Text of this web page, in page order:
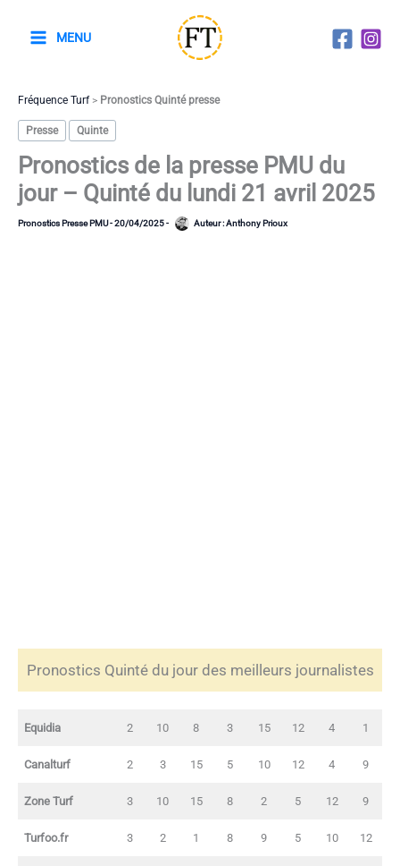
MENU
Fréquence Turf> Pronostics Quinté presse
Presse Quinte
Pronostics de la presse PMU du
jour – Quinté du lundi 21 avril 2025
Pronostics Presse PMU-20/04/2025- Auteur :Anthony Prioux
Pronostics Quinté du jour des meilleurs journalistes
Equidia 2 10 8 3 15 12 4 1
Canalturf 2 3 15 5 10 12 4 9
Zone Turf 3 10 15 8 2 5 12 9
Turfoo.fr 3 2 1 8 9 5 10 12